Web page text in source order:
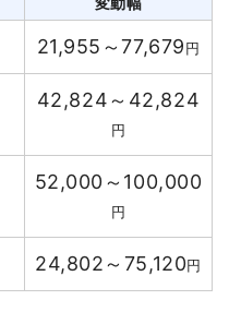
21,955～77,679円
42,824～42,824
円
52,000～100,000
円
24,802～75,120円